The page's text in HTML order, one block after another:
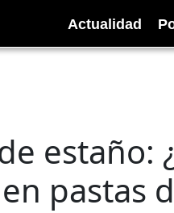
Actualidad
estaño:
pastas